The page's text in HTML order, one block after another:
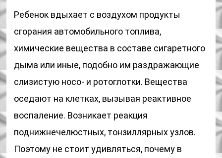
Ребенок вдыхает с воздухом продукты
сгорания автомобильного топлива,
химические вещества в составе сигаретного
дыма или иные, подобно им раздражающие
слизистую носо- и ротоглотки. Вещества
оседают на клетках, вызывая реактивное
воспаление. Возникает реакция
поднижнечелюстных, тонзиллярных узлов.
Поэтому не стоит удивляться, почему в